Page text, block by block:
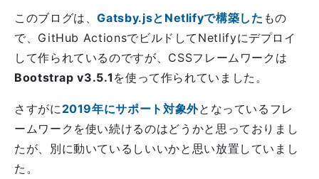
このブログは、Gatsby.jsとNetlifyで構築した もの
で、GitHub ActionsでビルドしてNetlifyにデプロイ
して作られているのですが、CSSフレームワークは
Bootstrap v3.5.1 を使って作られていました。
さすがに2019年にサポート対象外となっているフレ
ームワークを使い続けるのはどうかと思っておりまし
たが、別に動いているしいいかと思い放置していまし
た。